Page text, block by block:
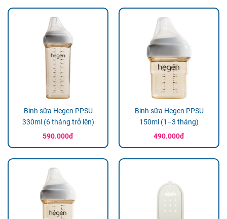
Bình sữa Hegen PPSU
330ml (6 tháng trở lên)
590.000đ
Bình sữa Hegen PPSU
150ml (1–3 tháng)
490.000đ